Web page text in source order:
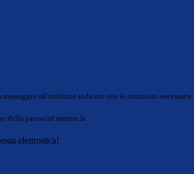
messaggio all'indirizzo indicato con le istruzioni necessarie.
della password tramite la
elettronica!